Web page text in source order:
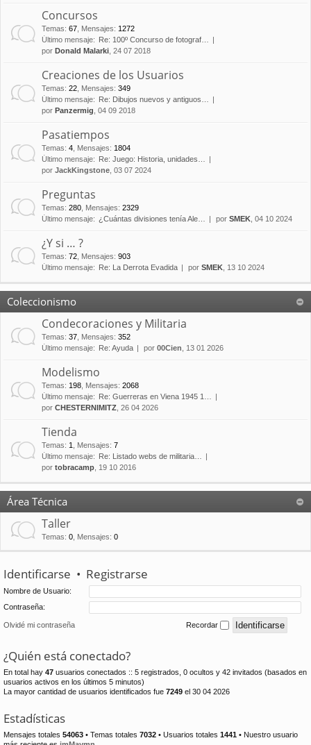
Concursos
Temas: 67 Mensajes: 1272
Último mensaje:
Re: 100º Concurso de fotograf…
por Donald Malarki , 24 07 2018
Creaciones de los Usuarios
Temas: 22 Mensajes: 349
Último mensaje:
Re: Dibujos nuevos y antiguos…
por Panzermig , 04 09 2018
Pasatiempos
Temas: 4 Mensajes: 1804
Último mensaje:
Re: Juego: Historia, unidades…
por JackKingstone , 03 07 2024
Preguntas
Temas: 280 Mensajes: 2329
Último mensaje: ¿Cuántas divisiones tenía Ale… por SMEK , 04 10 2024
¿Y si … ?
Temas: 72 Mensajes: 903
Último mensaje:
Re: La Derrota Evadida por SMEK , 13 10 2024
Coleccionismo
Condecoraciones y Militaria
Temas: 37 Mensajes: 352
Último mensaje:
Re: Ayuda por 00Cien , 13 01 2026
Modelismo
Temas: 198 Mensajes: 2068
Último mensaje:
Re: Guerreras en Viena 1945 1…
por CHESTERNIMITZ , 26 04 2026
Tienda
Temas: 1 Mensajes: 7
Último mensaje:
Re: Listado webs de militaria…
por tobracamp , 19 10 2016
Área Técnica
Taller
Temas: 0 Mensajes: 0
Identificarse • Registrarse
Nombre de Usuario:
Contraseña:
Olvidé mi contraseña Recordar
¿Quién está conectado?
En total hay 47 usuarios conectados :: 5 registrados, 0 ocultos y 42 invitados (basados en
usuarios activos en los últimos 5 minutos)
La mayor cantidad de usuarios identificados fue 7249 el 30 04 2026
Estadísticas
Mensajes totales 54063 • Temas totales 7032 • Usuarios totales 1441 • Nuestro usuario